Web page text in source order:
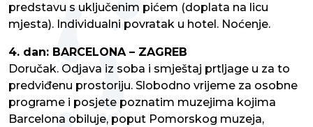
predstavu s uključenim pićem (doplata na licu
mjesta). Individualni povratak u hotel. Noćenje.
4. dan: BARCELONA – ZAGREB
Doručak. Odjava iz soba i smještaj prtljage u za to
predviđenu prostoriju. Slobodno vrijeme za osobne
programe i posjete poznatim muzejima kojima
Barcelona obiluje, poput Pomorskog muzeja,